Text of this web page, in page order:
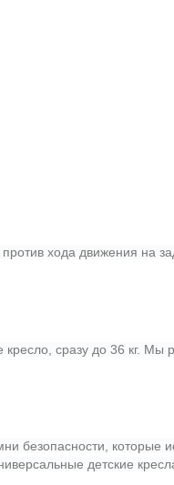
хода движения на
сразу до 36 кг. Мы
безопасности, которые
детские